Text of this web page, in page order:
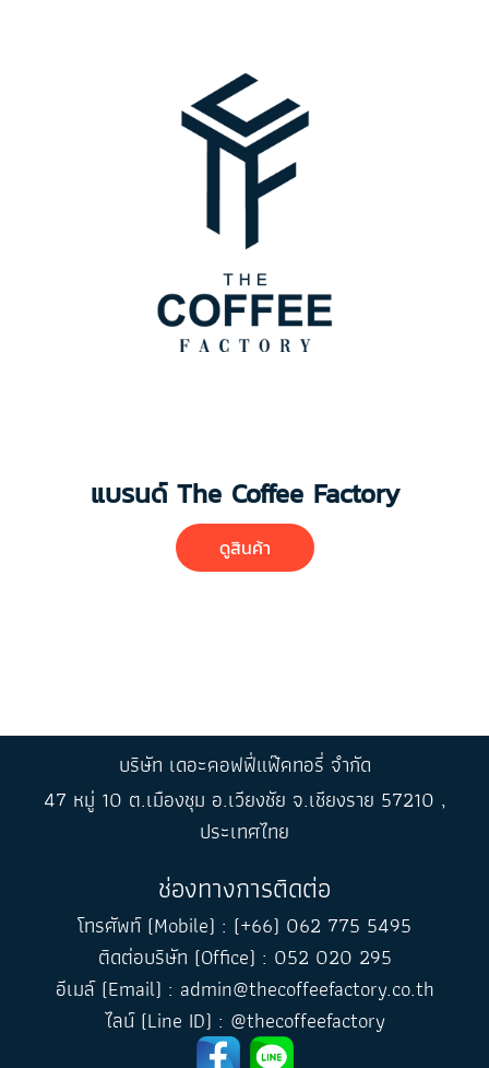
แบรนด์ The Coffee Factory
ดูสินค้า
บริษัท เดอะคอฟฟี่แฟ๊คทอรี่ จำกัด
47 หมู่ 10 ต.เมืองชุม อ.เวียงชัย จ.เชียงราย 57210 ,
ประเทศไทย
ช่องทางการติดต่อ
โทรศัพท์ (Mobile) : (+66) 062 775 5495
ติดต่อบริษัท (Office) : 052 020 295
อีเมล์ (Email) : admin@thecoffeefactory.co.th
ไลน์ (Line ID) : @thecoffeefactory